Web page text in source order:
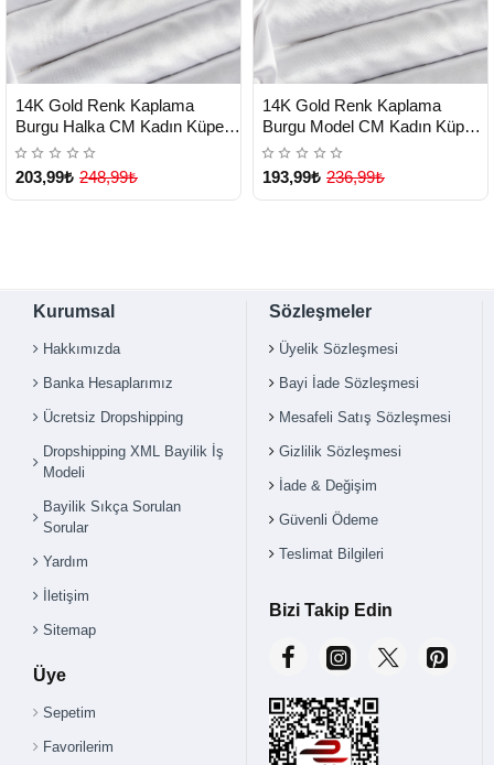
TESLİMAT
14K Gold Renk Kaplama
Burgu Halka CM Kadın Küpe -
Lisinya
203,99₺ 248,99₺
TESLİMAT
14K Gold Renk Kaplama
Burgu Model CM Kadın Küpe -
Lisinya
193,99₺ 236,99₺
Kurumsal
Hakkımızda
Banka Hesaplarımız
Ücretsiz Dropshipping
Dropshipping XML Bayilik İş
Modeli
Bayilik Sıkça Sorulan
Sorular
Yardım
İletişim
Sitemap
Üye
Sepetim
Favorilerim
Sözleşmeler
Üyelik Sözleşmesi
Bayi İade Sözleşmesi
Mesafeli Satış Sözleşmesi
Gizlilik Sözleşmesi
İade & Değişim
Güvenli Ödeme
Teslimat Bilgileri
Bizi Takip Edin